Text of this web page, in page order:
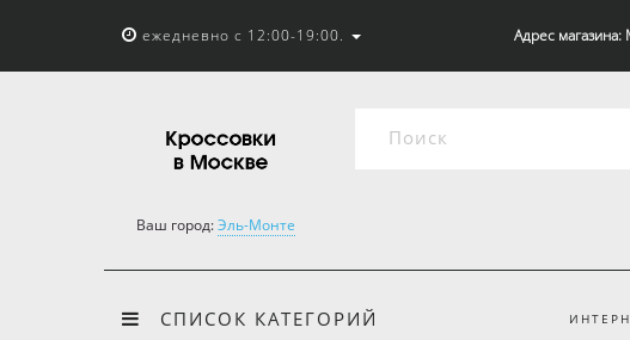
ежедневно с 12:00-19:00. Адрес
Ваш город:Эль-Монте
СПИСОК КАТЕГОРИЙ